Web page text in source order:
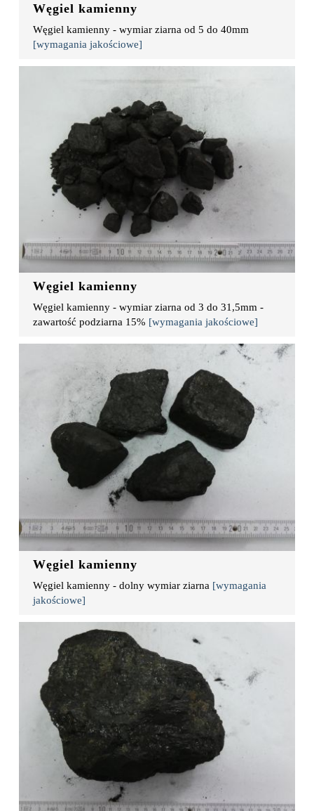
Węgiel kamienny
Węgiel kamienny - wymiar ziarna od 5 do 40mm
[wymagania jakościowe]
Węgiel kamienny
Węgiel kamienny - wymiar ziarna od 3 do 31,5mm -
zawartość podziarna 15% [wymagania jakościowe]
Węgiel kamienny
Węgiel kamienny - dolny wymiar ziarna [wymagania
jakościowe]